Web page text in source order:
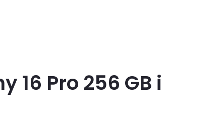
16 Pro 256 GB i